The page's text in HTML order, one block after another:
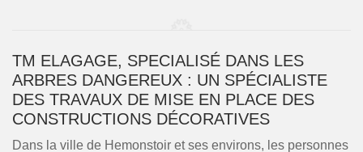
TM ELAGAGE, SPECIALISÉ DANS LES
ARBRES DANGEREUX : UN SPÉCIALISTE
DES TRAVAUX DE MISE EN PLACE DES
CONSTRUCTIONS DÉCORATIVES
Dans la ville de Hemonstoir et ses environs, les personnes